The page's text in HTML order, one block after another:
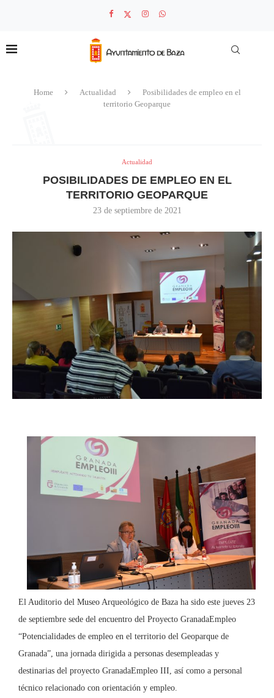
Home Actualidad
Posibilidades de empleo en el
territorio Geoparque
Actualidad
POSIBILIDADES DE EMPLEO EN EL
TERRITORIO GEOPARQUE
23 de septiembre de 2021
El Auditorio del Museo Arqueológico de Baza ha sido este jueves 23
de septiembre sede del encuentro del Proyecto GranadaEmpleo
“Potencialidades de empleo en el territorio del Geoparque de
Granada”, una jornada dirigida a personas desempleadas y
destinarias del proyecto GranadaEmpleo III, así como a personal
técnico relacionado con orientación y empleo.